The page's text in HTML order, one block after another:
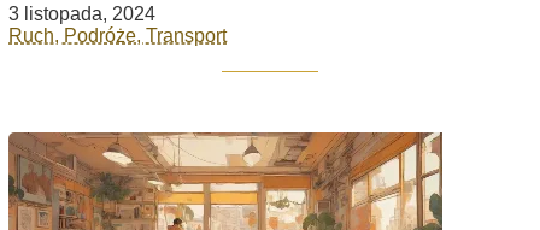
3 listopada, 2024
Ruch, Podróże, Transport